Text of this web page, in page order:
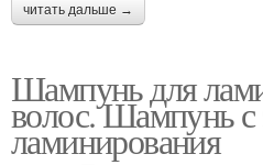
читать дальше →
Шампунь для
волос. Шампунь
ламинирования